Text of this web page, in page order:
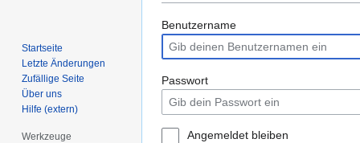
Zur
Navigation
springen
Zur
Suche
springen
Benutzername
Passwort
Angemeldet bleiben
Startseite
Letzte Änderungen
Zufällige Seite
Über uns
Hilfe (extern)
Werkzeuge